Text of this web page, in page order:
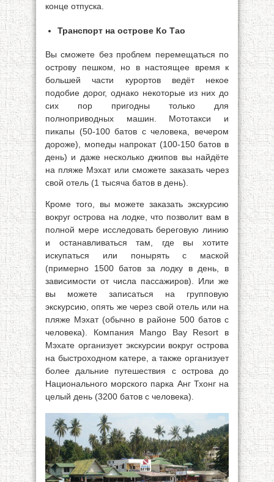
конце отпуска.
Транспорт на острове Ко Тао
Вы сможете без проблем перемещаться по
острову пешком, но в настоящее время к
большей части курортов ведёт некое
подобие дорог, однако некоторые из них до
сих пор пригодны только для
полноприводных машин. Мототакси и
пикапы (50-100 батов с человека, вечером
дороже), мопеды напрокат (100-150 батов в
день) и даже несколько джипов вы найдёте
на пляже Мэхат или сможете заказать через
свой отель (1 тысяча батов в день).
Кроме того, вы можете заказать экскурсию
вокруг острова на лодке, что позволит вам в
полной мере исследовать береговую линию
и останавливаться там, где вы хотите
искупаться или понырять с маской
(примерно 1500 батов за лодку в день, в
зависимости от числа пассажиров). Или же
вы можете записаться на групповую
экскурсию, опять же через свой отель или на
пляже Мэхат (обычно в районе 500 батов с
человека). Компания Mango Вау Resort в
Мэхате организует экскурсии вокруг острова
на быстроходном катере, а также организует
более дальние путешествия с острова до
Национального морского парка Анг Тхонг на
целый день (3200 батов с человека).